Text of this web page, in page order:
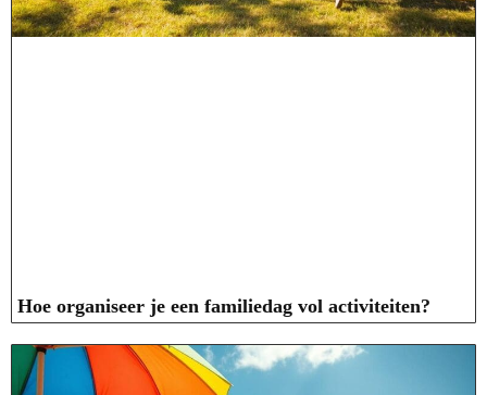
Hoe organiseer je een familiedag vol activiteiten?